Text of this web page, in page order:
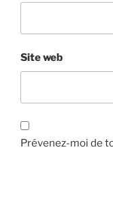
Site web
Prévenez-moi de